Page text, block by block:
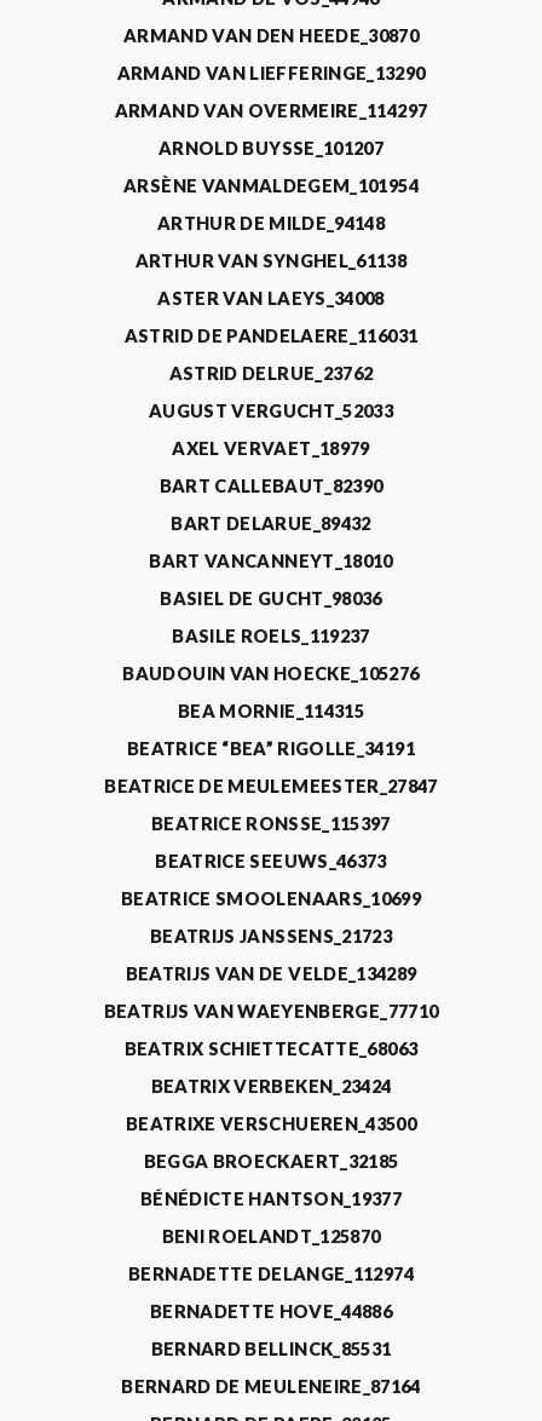
ARMAND VAN DEN HEEDE_30870
ARMAND VAN LIEFFERINGE_13290
ARMAND VAN OVERMEIRE_114297
ARNOLD BUYSSE_101207
ARSÈNE VANMALDEGEM_101954
ARTHUR DE MILDE_94148
ARTHUR VAN SYNGHEL_61138
ASTER VAN LAEYS_34008
ASTRID DE PANDELAERE_116031
ASTRID DELRUE_23762
AUGUST VERGUCHT_52033
AXEL VERVAET_18979
BART CALLEBAUT_82390
BART DELARUE_89432
BART VANCANNEYT_18010
BASIEL DE GUCHT_98036
BASILE ROELS_119237
BAUDOUIN VAN HOECKE_105276
BEA MORNIE_114315
BEATRICE “BEA” RIGOLLE_34191
BEATRICE DE MEULEMEESTER_27847
BEATRICE RONSSE_115397
BEATRICE SEEUWS_46373
BEATRICE SMOOLENAARS_10699
BEATRIJS JANSSENS_21723
BEATRIJS VAN DE VELDE_134289
BEATRIJS VAN WAEYENBERGE_77710
BEATRIX SCHIETTECATTE_68063
BEATRIX VERBEKEN_23424
BEATRIXE VERSCHUEREN_43500
BEGGA BROECKAERT_32185
BÉNÉDICTE HANTSON_19377
BENI ROELANDT_125870
BERNADETTE DELANGE_112974
BERNADETTE HOVE_44886
BERNARD BELLINCK_85531
BERNARD DE MEULENEIRE_87164